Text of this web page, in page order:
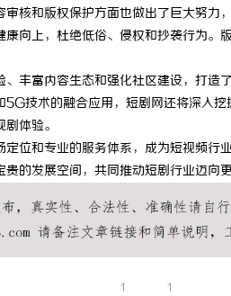
审核和版权保护方面也做出了巨大努
康向上，杜绝低俗、侵权和抄袭行为
、丰富内容生态和强化社区建设，打
5G技术的融合应用，短剧网还将深入
体验。
定位和专业的服务体系，成为短视频
贵的发展空间，共同推动短剧行业迈向
1 1
转让成功再 揭秘天津私家侦探行业